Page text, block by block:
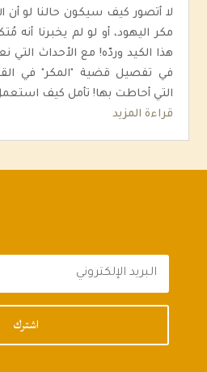
لا أتصور كيف سيكون حالنا لو أن
مكر اليهود، أو لو لم يخبرنا أنه
هذا الكيد وردّه! مع الأحداث
في تفصيل قضية "المكر" في
التي أحاطت بها! تأمل كيف
قراءة المزيد
اشترك